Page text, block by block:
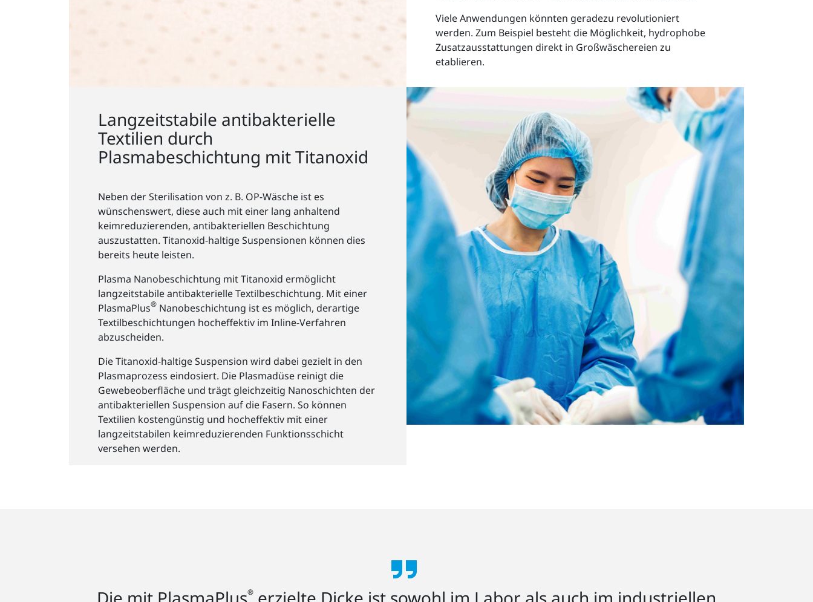
Viele Anwendungen könnten geradezu revolutioniert
werden. Zum Beispiel besteht die Möglichkeit, hydrophobe
Zusatzausstattungen direkt in Großwäschereien zu
etablieren.
Langzeitstabile antibakterielle
Textilien durch
Plasmabeschichtung mit Titanoxid
Neben der Sterilisation von z. B. OP-Wäsche ist es
wünschenswert, diese auch mit einer lang anhaltend
keimreduzierenden, antibakteriellen Beschichtung
auszustatten. Titanoxid-haltige Suspensionen können dies
bereits heute leisten.
Plasma Nanobeschichtung mit Titanoxid ermöglicht
langzeitstabile antibakterielle Textilbeschichtung. Mit einer
PlasmaPlus® Nanobeschichtung ist es möglich, derartige
Textilbeschichtungen hocheffektiv im Inline-Verfahren
abzuscheiden.
Die Titanoxid-haltige Suspension wird dabei gezielt in den
Plasmaprozess eindosiert. Die Plasmadüse reinigt die
Gewebeoberfläche und trägt gleichzeitig Nanoschichten der
antibakteriellen Suspension auf die Fasern. So können
Textilien kostengünstig und hocheffektiv mit einer
langzeitstabilen keimreduzierenden Funktionsschicht
versehen werden.
®